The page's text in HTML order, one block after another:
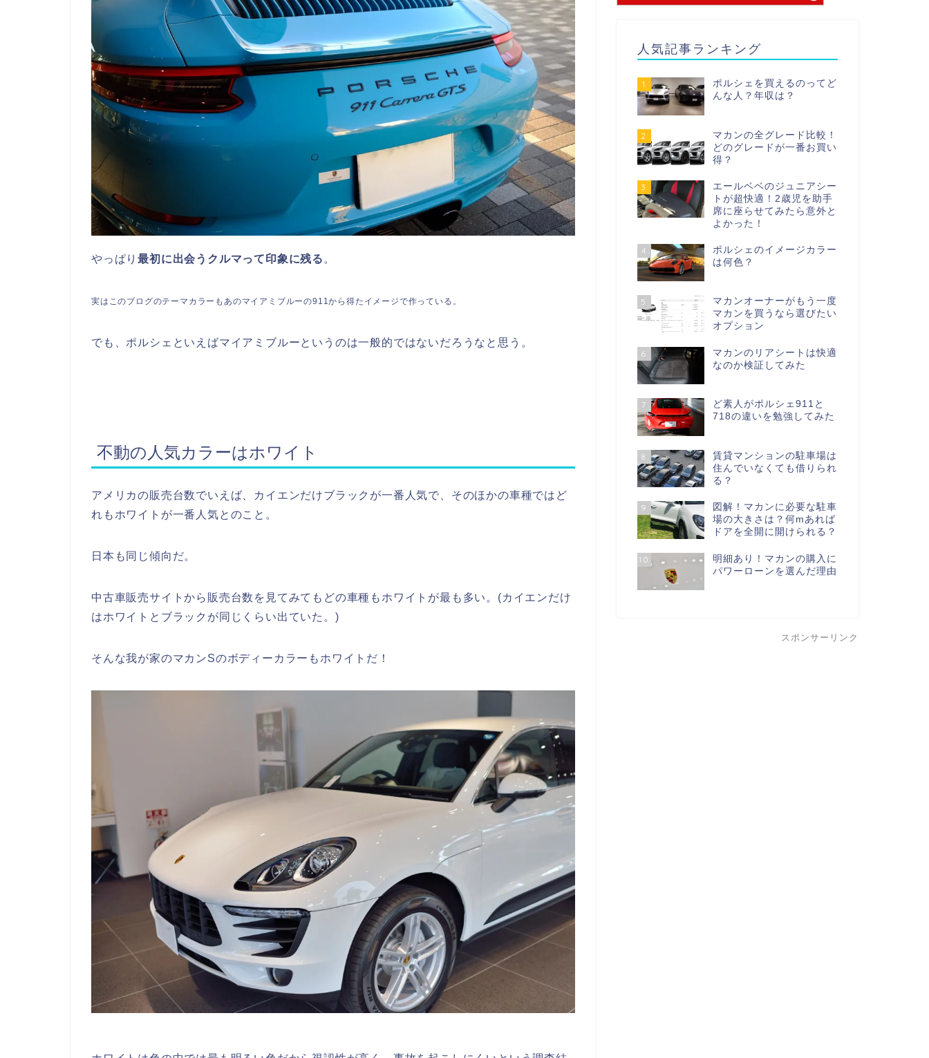
やっぱり最初に出会うクルマって印象に残る 。
実はこのブログのテーマカラーもあのマイアミブルーの911から得たイメージで作っている。
でも、ポルシェといえばマイアミブルーというのは一般的ではないだろうなと思う。
不動の人気カラーはホワイト
アメリカの販売台数でいえば、カイエンだけブラックが一番人気で、そのほかの車種ではど
れもホワイトが一番人気とのこと。
日本も同じ傾向だ。
中古車販売サイトから販売台数を見てみてもどの車種もホワイトが最も多い。(カイエンだけ
はホワイトとブラックが同じくらい出ていた。)
そんな我が家のマカンSのボディーカラーもホワイトだ！
人気記事ランキング
1
ポルシェを買えるのってど
んな人？年収は？
2
マカンの全グレード比較！
どのグレードが一番お買い
得？
3
エールベベのジュニアシー
トが超快適！2歳児を助手
席に座らせてみたら意外と
よかった！
4
ポルシェのイメージカラー
は何色？
5
マカンオーナーがもう一度
マカンを買うなら選びたい
オプション
6
マカンのリアシートは快適
なのか検証してみた
7
ど素人がポルシェ911と
718の違いを勉強してみた
8
賃貸マンションの駐車場は
住んでいなくても借りられ
る？
9
図解！マカンに必要な駐車
場の大きさは？何mあれば
ドアを全開に開けられる？
10
明細あり！マカンの購入に
パワーローンを選んだ理由
スポンサーリンク